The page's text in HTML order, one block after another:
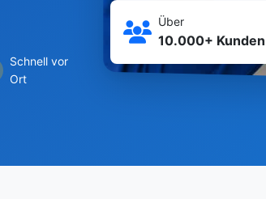
Schnell vor
Ort
Über
10.000+ Kunden